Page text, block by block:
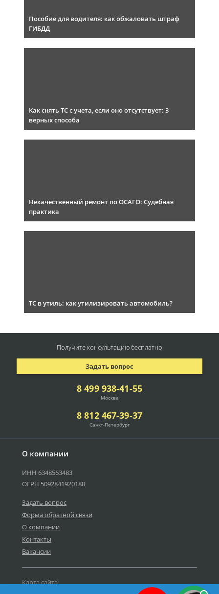
Пособие для водителя: как обжаловать штраф
ГИБДД
Как снять ТС с учета, если оно отсутствует: 3
верных способа
Некачественный ремонт по ОСАГО: Судебная
практика
ТС в утиль: как утилизировать автомобиль?
О компании
ИНН 6348563483
ОГРН 5092841920188
Задать вопрос
Форма обратной связи
О компании
Контакты
Вакансии
Карта сайта
8 499 938-41-55
Москва
8 812 467-39-37
Санкт-Петербург
Задать вопрос
Получите консультациюбесплатно